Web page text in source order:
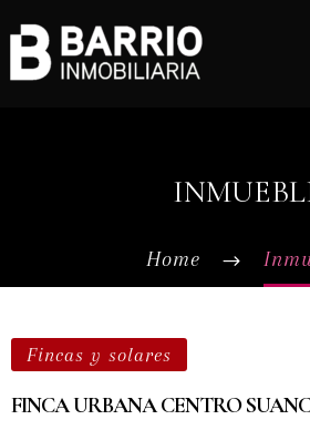
Home
Fincas y solares
FINCA URBANA CENTRO